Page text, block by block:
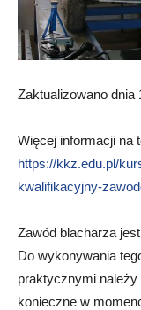
Zaktualizowano dnia
Więcej informacji na
https://kkz.edu.pl/
kwalifikacyjny-
Zawód blacharza
Do wykonywania
praktycznymi
konieczne w